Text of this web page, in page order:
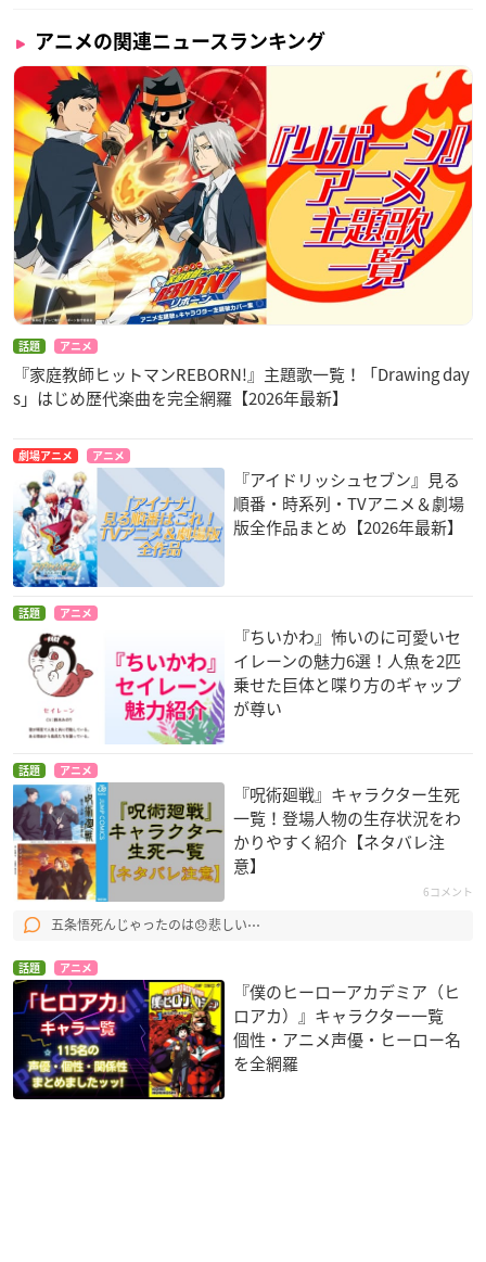
アニメの関連ニュースランキング
話題 アニメ
『家庭教師ヒットマンREBORN!』主題歌一覧！「Drawing day
s」はじめ歴代楽曲を完全網羅【2026年最新】
劇場アニメ アニメ
『アイドリッシュセブン』見る
順番・時系列・TVアニメ＆劇場
版全作品まとめ【2026年最新】
話題 アニメ
『ちいかわ』怖いのに可愛いセ
イレーンの魅力6選！人魚を2匹
乗せた巨体と喋り方のギャップ
が尊い
話題 アニメ
『呪術廻戦』キャラクター生死
一覧！登場人物の生存状況をわ
かりやすく紹介【ネタバレ注
意】
6コメント
五条悟死んじゃったのは😞悲しい⋯
話題 アニメ
『僕のヒーローアカデミア（ヒ
ロアカ）』キャラクター一覧
個性・アニメ声優・ヒーロー名
を全網羅